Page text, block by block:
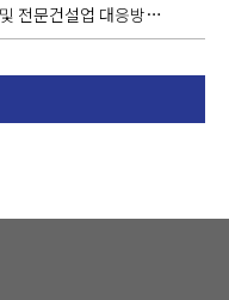
전문건설업 대응방안